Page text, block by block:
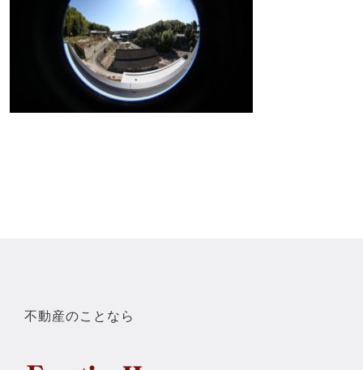
不動産のことなら